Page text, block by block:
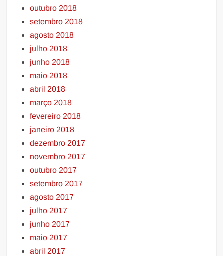
outubro 2018
setembro 2018
agosto 2018
julho 2018
junho 2018
maio 2018
abril 2018
março 2018
fevereiro 2018
janeiro 2018
dezembro 2017
novembro 2017
outubro 2017
setembro 2017
agosto 2017
julho 2017
junho 2017
maio 2017
abril 2017